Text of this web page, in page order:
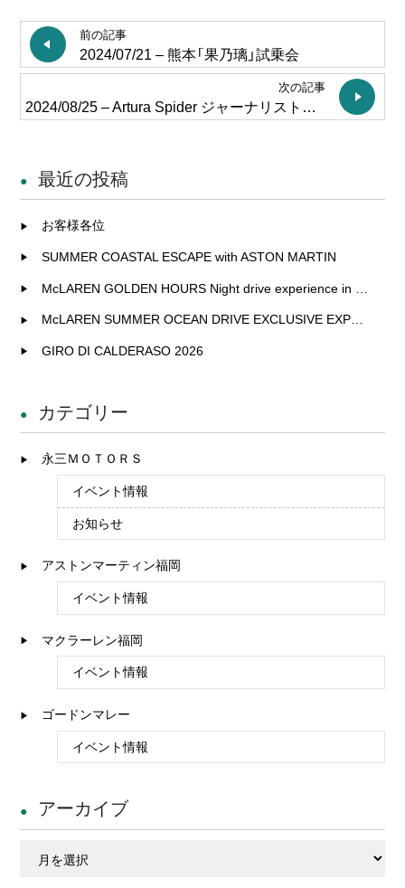
前の記事
2024/07/21 – 熊本「果乃璃」試乗会
次の記事
2024/08/25 – Artura Spider ジャーナリストテストドライブ
最近の投稿
お客様各位
SUMMER COASTAL ESCAPE with ASTON MARTIN
McLAREN GOLDEN HOURS Night drive experience in Fukuoka
McLAREN SUMMER OCEAN DRIVE EXCLUSIVE EXPERIENCE IN KITAKYUSHU
GIRO DI CALDERASO 2026
カテゴリー
永三ＭＯＴＯＲＳ
イベント情報
お知らせ
アストンマーティン福岡
イベント情報
マクラーレン福岡
イベント情報
ゴードンマレー
イベント情報
アーカイブ